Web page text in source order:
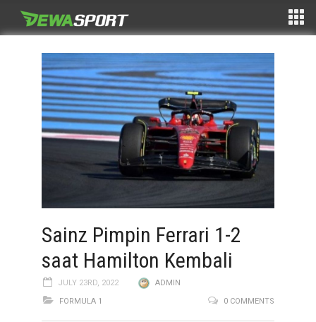
Sainz Pimpin Ferrari 1-2
saat Hamilton Kembali
JULY 23RD, 2022
ADMIN
FORMULA 1
0 COMMENTS